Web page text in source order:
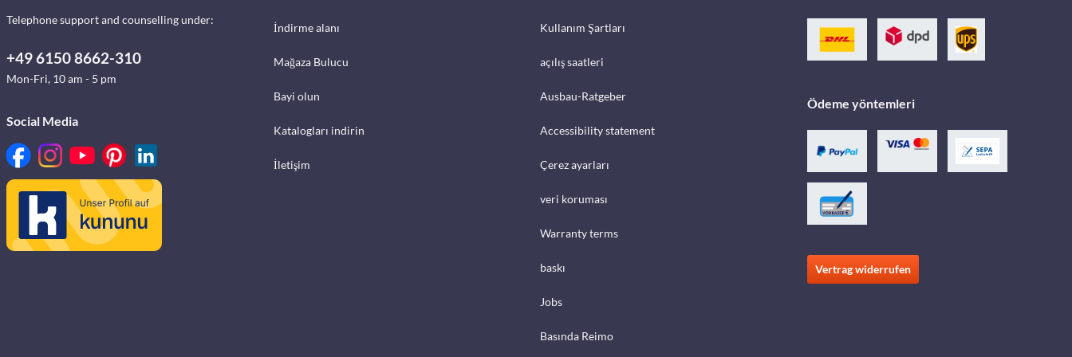
Telephone support and counselling under:
+49 6150 8662-310
Mon-Fri, 10 am - 5 pm
Social Media
İndirme alanı
Mağaza Bulucu
Bayi olun
Katalogları indirin
İletişim
Kullanım Şartları
açılış saatleri
Ausbau-Ratgeber
Accessibility statement
Çerez ayarları
veri koruması
Warranty terms
baskı
Jobs
Basında Reimo
Ödeme yöntemleri
Vertrag widerrufen